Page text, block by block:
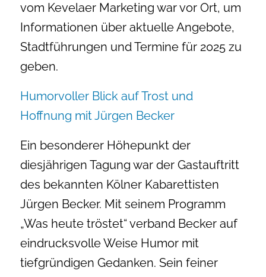
vom Kevelaer Marketing war vor Ort, um
Informationen über aktuelle Angebote,
Stadtführungen und Termine für 2025 zu
geben.
Humorvoller Blick auf Trost und
Hoffnung mit Jürgen Becker
Ein besonderer Höhepunkt der
diesjährigen Tagung war der Gastauftritt
des bekannten Kölner Kabarettisten
Jürgen Becker. Mit seinem Programm
„Was heute tröstet“ verband Becker auf
eindrucksvolle Weise Humor mit
tiefgründigen Gedanken. Sein feiner